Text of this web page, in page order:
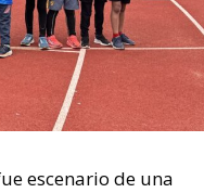
escenario de una